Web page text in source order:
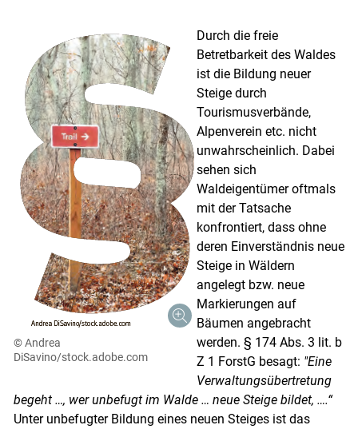
© Andrea
DiSavino/stock.adobe.com
Durch die freie
Betretbarkeit des Waldes
ist die Bildung neuer
Steige durch
Tourismusverbände,
Alpenverein etc. nicht
unwahrscheinlich. Dabei
sehen sich
Waldeigentümer oftmals
mit der Tatsache
konfrontiert, dass ohne
deren Einverständnis neue
Steige in Wäldern
angelegt bzw. neue
Markierungen auf
Bäumen angebracht
werden. § 174 Abs. 3 lit. b
Z 1 ForstG besagt: "Eine
Verwaltungsübertretung
begeht …, wer unbefugt im Walde … neue Steige bildet, ….“
Unter unbefugter Bildung eines neuen Steiges ist das